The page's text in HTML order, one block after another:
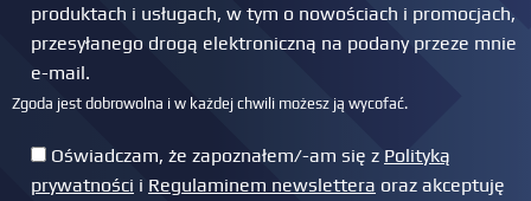
produktach i usługach, w tym o nowościach i promocjach,
przesyłanego drogą elektroniczną na podany przeze mnie
e-mail.
Zgoda jest dobrowolna i w każdej chwili możesz ją wycofać.
Oświadczam, że zapoznałem/-am się z Polityką
prywatności i Regulaminem newslettera oraz akceptuję